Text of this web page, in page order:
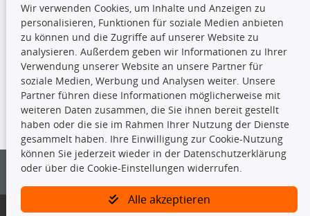
TecDoc Inside
Die hier angezeigten Daten insbesondere die gesamte Datenbank dürfen
nicht kopiert werden.
Es ist zu unterlassen, die Daten oder die gesamte Datenbank ohne
vorherige Zustimmung von TecDoc zu vervielfältigen, zu verbreiten
und/oder diese Handlungen durch Dritte ausführen zu lassen. Ein
Bitte prüfen Sie, ob das über unseren Onlineshop identifizierte Ersatzteil
Wir verwenden Cookies, um Inhalte und Anzeigen zu
personalisieren, Funktionen für soziale Medien anbieten
zu können und die Zugriffe auf unserer Website zu
analysieren. Außerdem geben wir Informationen zu Ihrer
Verwendung unserer Website an unsere Partner für
soziale Medien, Werbung und Analysen weiter. Unsere
Partner führen diese Informationen möglicherweise mit
weiteren Daten zusammen, die Sie ihnen bereit gestellt
haben oder die sie im Rahmen Ihrer Nutzung der Dienste
gesammelt haben. Ihre Einwilligung zur Cookie-Nutzung
können Sie jederzeit wieder in der Datenschutzerklärung
oder über die Cookie-Einstellungen widerrufen.
Alle akzeptieren